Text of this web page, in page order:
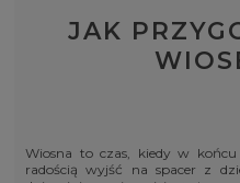
JAK
Wiosna to czas, kiedy w
radością wyjść na spacer z